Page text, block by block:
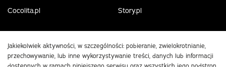
Cocolita.pl
Story.pl
Jakiekolwiek aktywności, w szczególności: pobieranie, zwielokrotnianie,
przechowywanie, lub inne wykorzystywanie treści, danych lub informacji